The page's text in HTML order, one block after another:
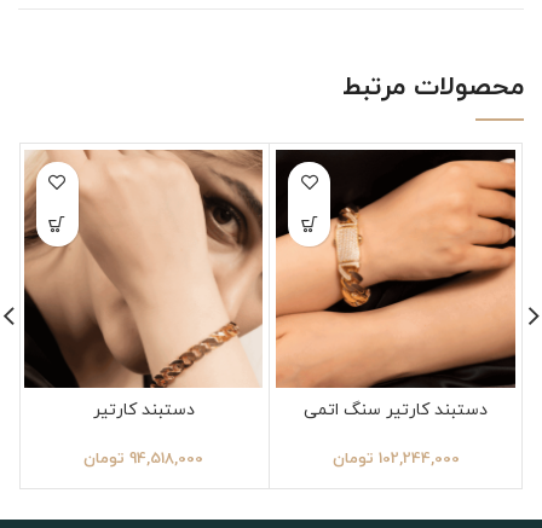
محصولات مرتبط
دستبند کارتیر سنگ اتمی
102,244,000 تومان
دستبند کارتیر
94,518,000 تومان